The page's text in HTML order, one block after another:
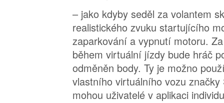
– jako kdyby seděl za volantem
realistického zvuku startujícího
zaparkování a vypnutí motoru.
během virtuální jízdy bude hráč
odměněn body. Ty je možno
vlastního virtuálního vozu značky
mohou uživatelé v aplikaci